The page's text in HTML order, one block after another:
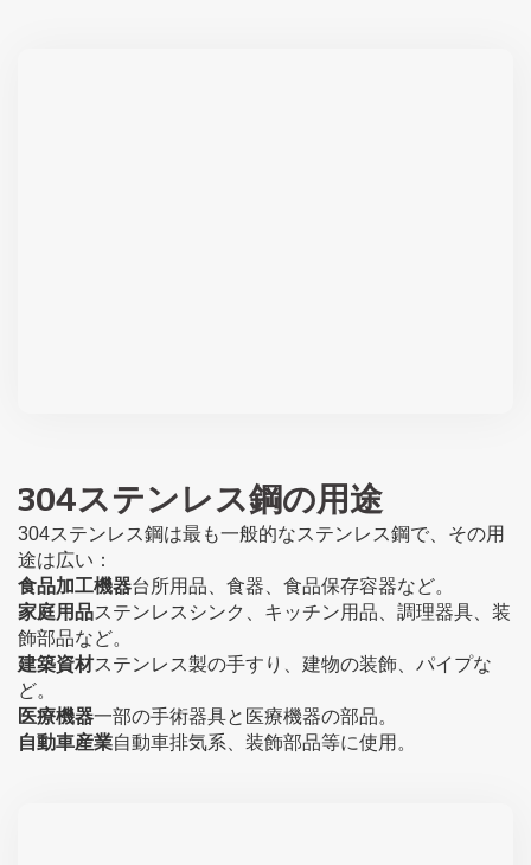
304ステンレス鋼の用途
304ステンレス鋼は最も一般的なステンレス鋼で、その用
途は広い：
食品加工機器台所用品、食器、食品保存容器など。
家庭用品ステンレスシンク、キッチン用品、調理器具、装
飾部品など。
建築資材ステンレス製の手すり、建物の装飾、パイプな
ど。
医療機器一部の手術器具と医療機器の部品。
自動車産業自動車排気系、装飾部品等に使用。